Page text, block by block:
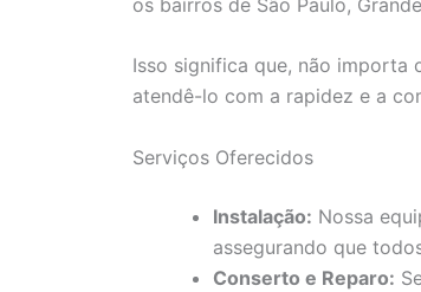
Isso significa que, não importa
atendê-lo com a rapidez e a
Serviços Oferecidos
Instalação: Nossa
assegurando que
Conserto e Reparo: